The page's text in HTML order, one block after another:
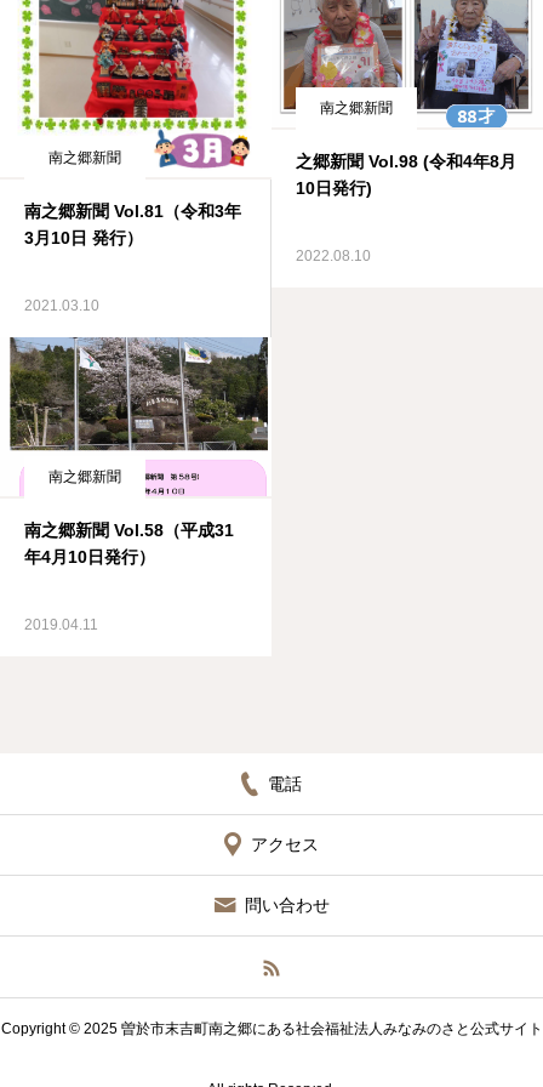
南之郷新聞
南之郷新聞 Vol.81（令和3年
3月10日 発行）
2021.03.10
南之郷新聞
之郷新聞 Vol.98 (令和4年8月
10日発行)
2022.08.10
南之郷新聞
南之郷新聞 Vol.58（平成31
年4月10日発行）
2019.04.11
電話
アクセス
問い合わせ
Copyright © 2025 曽於市末吉町南之郷にある社会福祉法人みなみのさと公式サイト